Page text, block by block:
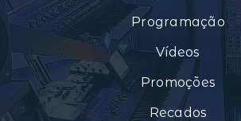
Programação
Vídeos
Promoções
Recados